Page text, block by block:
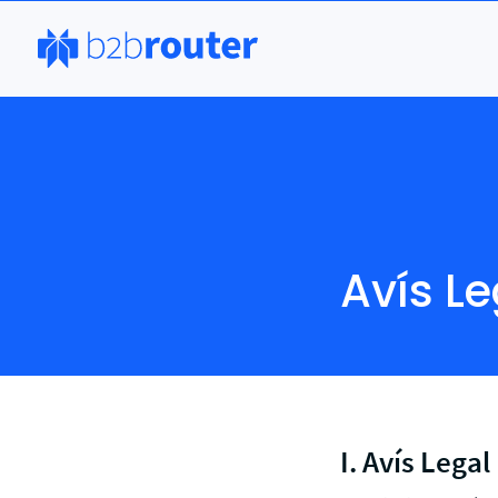
Avís
I. Avís Legal